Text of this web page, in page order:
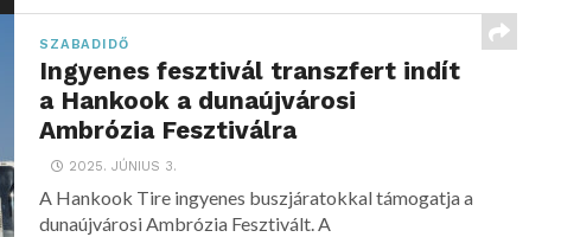
SZABADIDŐ
Ingyenes fesztivál transzfert indít
a Hankook a dunaújvárosi
Ambrózia Fesztiválra
2025. JÚNIUS 3.
A Hankook Tire ingyenes buszjáratokkal támogatja a
dunaújvárosi Ambrózia Fesztivált. A